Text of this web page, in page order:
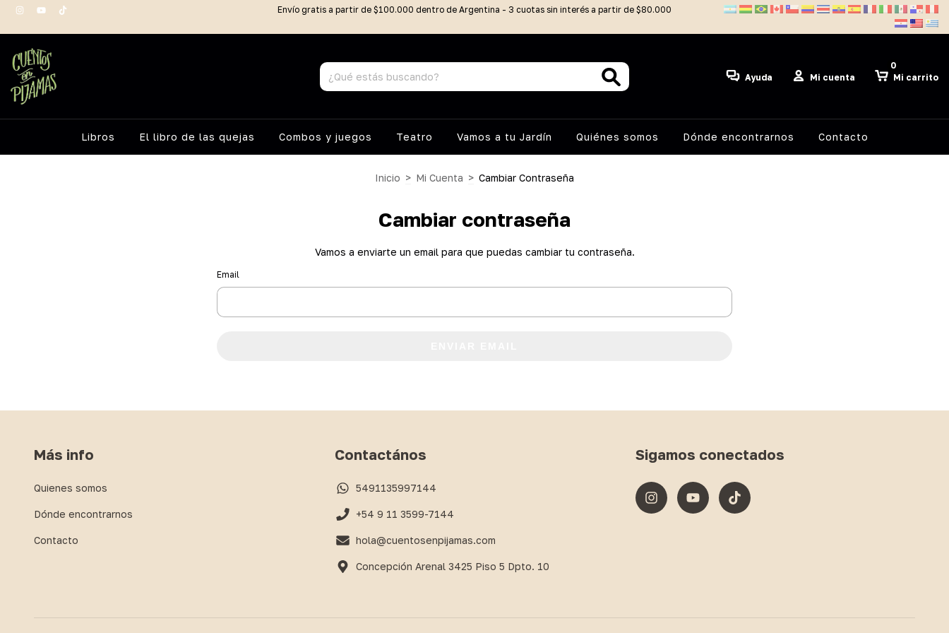
Envío gratis a partir de $100.000 dentro de Argentina - 3 cuotas sin interés a partir de $80.000
Ayuda Mi cuenta Mi carrito
0
Libros El libro de las quejas Combos y juegos Teatro Vamos a tu Jardín Quiénes somos Dónde encontrarnos Contacto
Inicio > Mi Cuenta > Cambiar Contraseña
Cambiar contraseña
Vamos a enviarte un email para que puedas cambiar tu contraseña.
Email
Más info
Quienes somos
Dónde encontrarnos
Contacto
Contactános
5491135997144
+54 9 11 3599-7144
hola@cuentosenpijamas.com
Concepción Arenal 3425 Piso 5 Dpto. 10
Sigamos conectados